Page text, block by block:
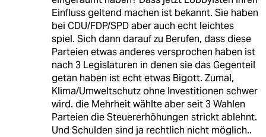
Einfluss geltend machen ist bekannt. Sie haben
bei CDU/FDP/SPD aber auch echt leichtes
spiel. Sich dann darauf zu Berufen, dass diese
Parteien etwas anderes versprochen haben ist
nach 3 Legislaturen in denen sie das Gegenteil
getan haben ist echt etwas Bigott. Zumal,
Klima/Umweltschutz ohne Investitionen schwer
wird. die Mehrheit wählte aber seit 3 Wahlen
Parteien die Steuererhöhungen strickt ablehnt.
Und Schulden sind ja rechtlich nicht möglich..